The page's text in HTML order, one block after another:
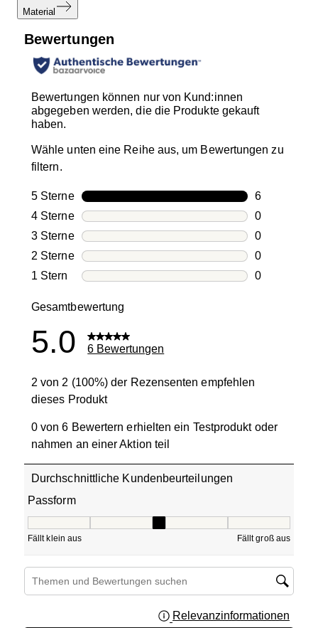
Material
Bewertungen
Bewertungen können nur von Kund:innen
abgegeben werden, die die Produkte gekauft
haben.
Wähle unten eine Reihe aus, um Bewertungen zu
filtern.
5 SterneSterne
6
6
4 SterneSterne
0
0
3 SterneSterne
0
0
2 SterneSterne
0
0
1 Stern Sterne
0
Gesamtbewertung
5.0 6 Bewertungen
2 von 2 (100%) der Rezensenten empfehlen
dieses Produkt
0 von 6 Bewertern erhielten ein Testprodukt oder
nahmen an einer Aktion teil
Durchschnittliche Kundenbeurteilungen
Passform
Fällt klein aus Fällt groß aus
Suchthemen und Bewertungen Suchregion
Relevanzinformationen